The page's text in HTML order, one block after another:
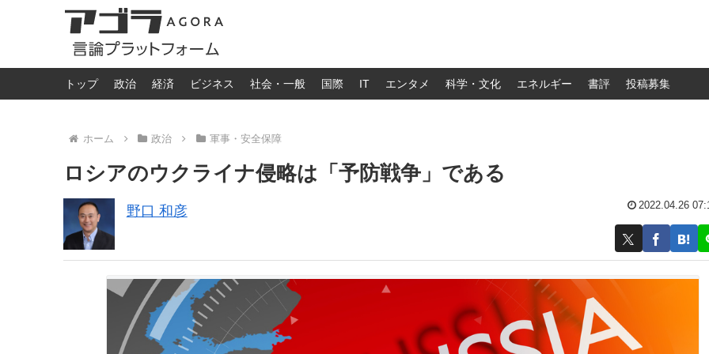
トップ 政治 経済 ビジネス 社会・一般 国際 IT エンタメ 科学・文化 エネルギー 書評 投稿募集
ホーム 政治 軍事・安全保障
ロシアのウクライナ侵略は「予防戦争」である
野口 和彦 2022.04.26